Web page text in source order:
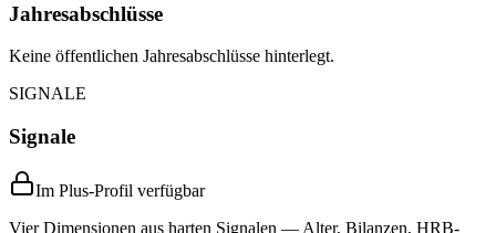
Jahresabschlüsse
Keine öffentlichen Jahresabschlüsse hinterlegt.
SIGNALE
Signale
Im Plus-Profil verfügbar
Vier Dimensionen aus harten Signalen — Alter, Bilanzen, HRB-